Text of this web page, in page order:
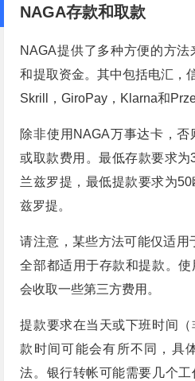
NAGA存款和取款
NAGA提供了多种方便的方
和提取资金。其中包括电汇，
Skrill，GiroPay，Klarna和
除非使用NAGA万事达卡，
或取款费用。最低存款要求
兰兹罗提，最低提款要求为
兹罗提。
请注意，某些方法可能仅适用
全部都适用于存款和提款。
会收取一些第三方费用。
提款要求在当天或下班时间
款时间可能会有所不同，具
法。银行转帐可能需要几个